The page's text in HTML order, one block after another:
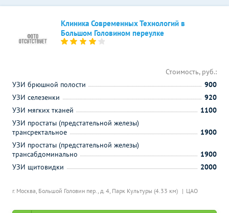
Клиника Современных Технологий в
Большом Головином переулке
г. Москва, Большой Головин пер., д. 4, Парк Культуры (4.33 км) ЦАО
Стоимость, руб.:
УЗИ брюшной полости
900
УЗИ селезенки
920
УЗИ мягких тканей
1100
УЗИ простаты (предстательной железы)
трансректальное
1900
УЗИ простаты (предстательной железы)
трансабдоминально
1900
УЗИ щитовидки
2000